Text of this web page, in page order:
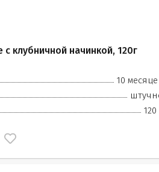
клубничной начинкой, 120г
10
120